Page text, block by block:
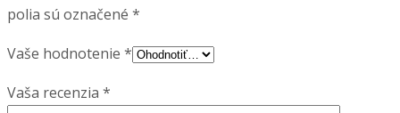
polia sú označené *
Vaše hodnotenie *
Vaša recenzia *